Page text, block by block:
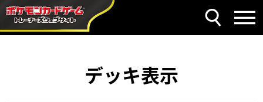
デッキ表示